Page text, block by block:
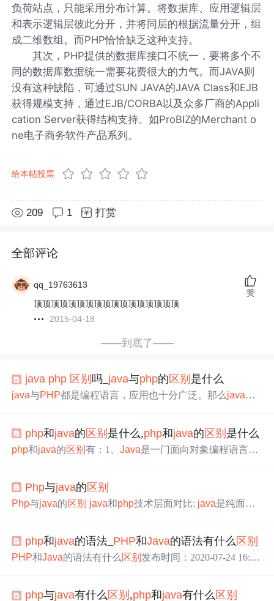
负荷站点，只能采用分布计算。将数据库、应用逻辑层
和表示逻辑层彼此分开，并将同层的根据流量分开，组
成二维数组。而PHP恰恰缺乏这种支持。
其次，PHP提供的数据库接口不统一，要将多个不
同的数据库数据统一需要花费很大的力气。而JAVA则
没有这种缺陷，可通过SUN JAVA的JAVA Class和EJB
获得规模支持，通过EJB/CORBA以及众多厂商的Appli
cation Server获得结构支持。如ProBIZ的Merchant o
ne电子商务软件产品系列。
给本帖投票
209 1 打赏
全部评论
qq_19763613
顶顶顶顶顶顶顶顶顶顶顶顶顶顶顶顶顶
2015-04-18
赞
——到底了——
java php 区别吗_ java与php的 区别 是什么
java与PHP都是编程语言，应用也十分广泛。那么java和
绍 Java是一种通用的面向对象编程语言，旨在生成可在任
何地方使用相同代码的代码。这种编程语言是基于类的，
节码，然后j...
php和java的区别 是什么,php和java的区别 是什么
php和java的区别有：1、Java是一门面向对象编程语言，
而
Java的应用领域比较广泛，如嵌入式领域、金融行业服
务器等。php和java的区别首先从概念上区分，Java是一
等特性;PHP...
Php与java的区别
Php与java的区别 java和php技术层面对比: java是纯面向
较,其与java相比较之下在这一方面基本上完胜java因其专
注的领域不同 所以没有太大可比性,PHP 适合于快速开发,
2.数据库访问比较Java通过JDBC来访问数据库,通过不同
php和java的语法_ PHP和Java的语法有什么 区别
PHP和Java的语法有什么 区别 发布时间：2020-07-24 16:1
量较高，因此小编分享给大家做个参考，希望大家阅读完
php与java有什么 区别 ,php和java有什么 区别